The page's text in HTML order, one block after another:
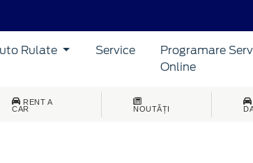
Rulate Service
Programare
Online
RENT A
CAR
NOUTĂȚI